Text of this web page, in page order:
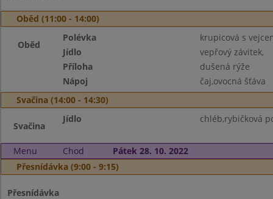
Oběd (11:00 - 14:00)
Oběd
Polévka
krupicová s
Jídlo
vepřový závitek,
Příloha
dušená rýže
Nápoj
čaj,ovocná šťáva
Svačina (14:00 - 14:30)
Svačina
Jídlo chléb,rybičková
Menu Chod
Pátek 28. 10. 2022
Přesnídávka (9:00 - 9:15)
Přesnídávka